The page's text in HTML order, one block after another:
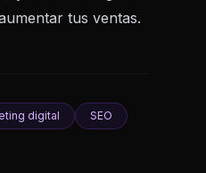
tus ventas.
digital SEO